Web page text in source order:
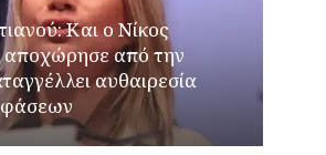
Και ο Νίκος
από την
αυθαιρεσία